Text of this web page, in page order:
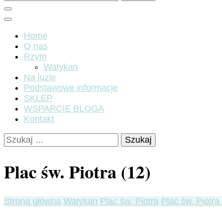
Home
O nas
Rzym
Watykan
Na luzie
Podstawowe informacje
SKLEP
WSPARCIE BLOGA
Kontakt
Szukaj:
Plac św. Piotra (12)
Strona główna Watykan Plac św. Piotra Plac św. Piotra